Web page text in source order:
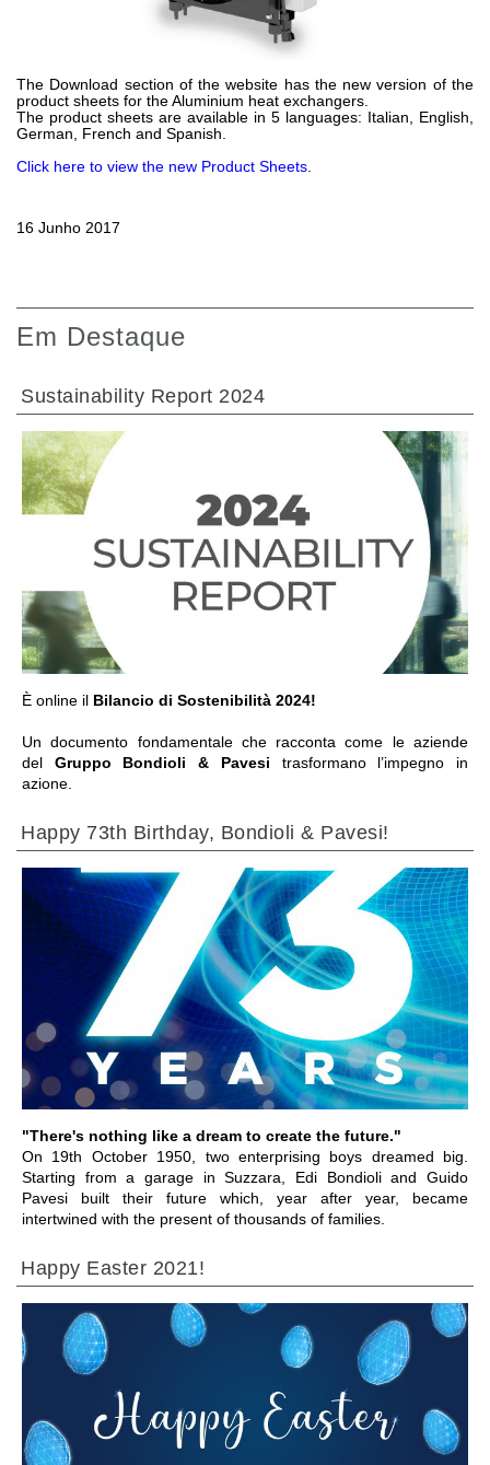
Bombas e motores de pistões axiais
Motori elettrici brushless - Serie MS
Motores de pistões radiais
Motores Orbitais produzidos para a Bondioli & Pavesi
Sistemas de acoplamento
Controlo
Blocos Hidráulicos Integrados
Servocomandos
Componentes eletrónicos para Sistemas de controlo
Permuta térmica
Sistemas Fan Drive
Permutadores de calor
The Download section of the website has the new version of the
product sheets for the Aluminium heat exchangers.
The product sheets are available in 5 languages: Italian, English,
German, French and Spanish.
Click here to view the new Product Sheets.
16 Junho 2017
Em Destaque
Sustainability Report 2024
È online il Bilancio di Sostenibilità 2024!
Un documento fondamentale che racconta come le aziende
del Gruppo Bondioli & Pavesi trasformano l’impegno in
azione.
IR PARA A SECÇÃO
Happy 73th Birthday, Bondioli & Pavesi!
"There's nothing like a dream to create the future."
On 19th October 1950, two enterprising boys dreamed big.
Starting from a garage in Suzzara, Edi Bondioli and Guido
Pavesi built their future which, year after year, became
intertwined with the present of thousands of families.
IR PARA A SECÇÃO
Happy Easter 2021!
IR PARA A SECÇÃO